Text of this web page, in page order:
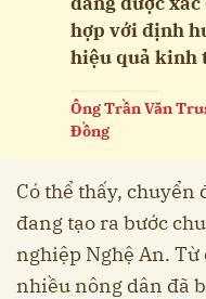
hợp với định
hiệu quả kinh
Ông Trần Văn
Đồng
Có thể thấy, chuyển
đang tạo ra bước
nghiệp Nghệ An. Từ
nhiều nông dân đã